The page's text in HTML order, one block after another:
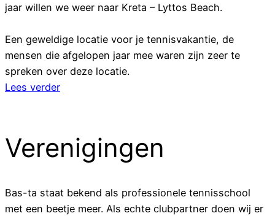
jaar willen we weer naar Kreta – Lyttos Beach.
Een geweldige locatie voor je tennisvakantie, de
mensen die afgelopen jaar mee waren zijn zeer te
spreken over deze locatie.
Lees verder
Verenigingen
Bas-ta staat bekend als professionele tennisschool
met een beetje meer. Als echte clubpartner doen wij er